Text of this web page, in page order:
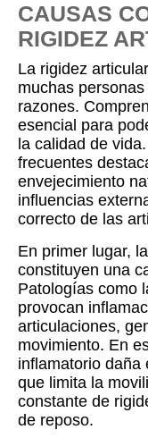
CAUSAS
RIGIDEZ
La rigidez
muchas
razones.
esencial para
la calidad de
frecuentes
envejecimiento
influencias
correcto de las
En primer lugar,
constituyen una
Patologías como
provocan
articulaciones,
movimiento. En
inflamatorio daña
que limita la
constante de
de reposo.